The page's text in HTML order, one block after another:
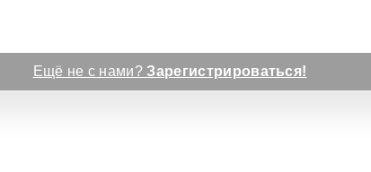
Ещё не с нами?Зарегистрироваться!